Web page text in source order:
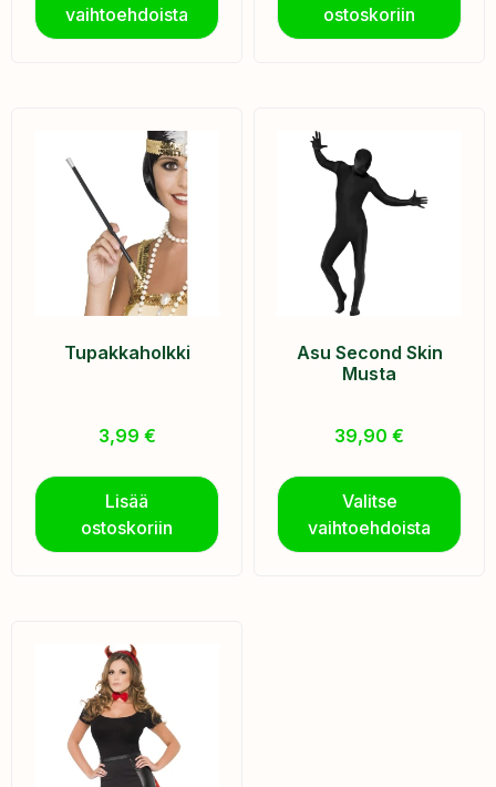
vaihtoehdoista ostoskoriin
Tupakkaholkki
3,99 €
Lisää
ostoskoriin
Asu Second Skin
Musta
39,90 €
Valitse
vaihtoehdoista